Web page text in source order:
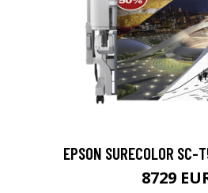
EPSON SURECOLOR SC-
8729